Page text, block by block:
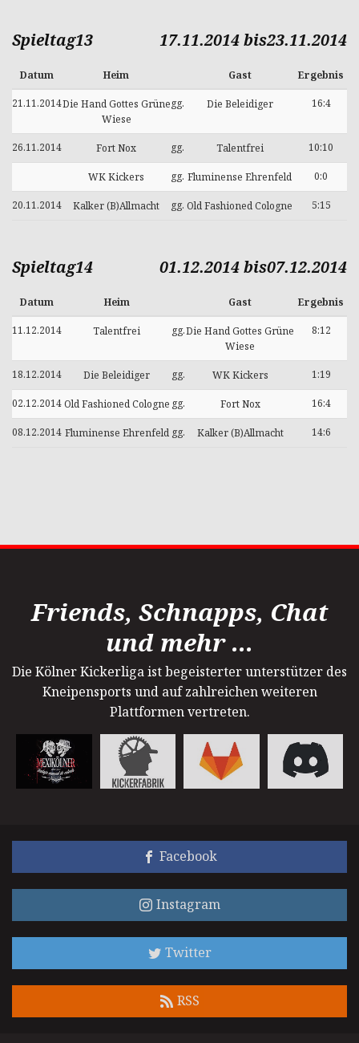
Spieltag13 17.11.2014 bis23.11.2014
Datum Heim Gast Ergebnis
21.11.2014Die Hand Gottes Grüne
Wiese
gg. Die Beleidiger 16:4
26.11.2014 Fort Nox gg. Talentfrei 10:10
WK Kickers gg. Fluminense Ehrenfeld 0:0
20.11.2014 Kalker (B)Allmacht gg. Old Fashioned Cologne 5:15
Spieltag14 01.12.2014 bis07.12.2014
Datum Heim Gast Ergebnis
11.12.2014 Talentfrei gg.Die Hand Gottes Grüne
Wiese
8:12
18.12.2014 Die Beleidiger gg. WK Kickers 1:19
02.12.2014Old Fashioned Cologne gg. Fort Nox 16:4
08.12.2014 Fluminense Ehrenfeld gg. Kalker (B)Allmacht 14:6
Friends, Schnapps, Chat
und mehr ...
Die Kölner Kickerliga ist begeisterter unterstützer des
Kneipensports und auf zahlreichen weiteren
Plattformen vertreten.
Facebook
Instagram
Twitter
RSS